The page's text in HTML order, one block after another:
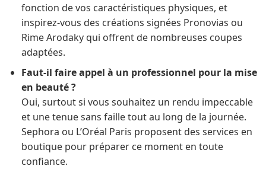
fonction de vos caractéristiques physiques, et
inspirez-vous des créations signées Pronovias ou
Rime Arodaky qui offrent de nombreuses coupes
adaptées.
Faut-il faire appel à un professionnel pour la mise
en beauté ?
Oui, surtout si vous souhaitez un rendu impeccable
et une tenue sans faille tout au long de la journée.
Sephora ou L’Oréal Paris proposent des services en
boutique pour préparer ce moment en toute
confiance.